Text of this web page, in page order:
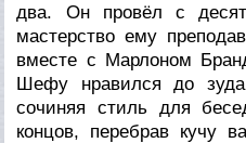
два. Он провёл с
мастерство ему
вместе с Марлоном
Шефу нравился до зуда
сочиняя стиль для
концов, перебрав кучу